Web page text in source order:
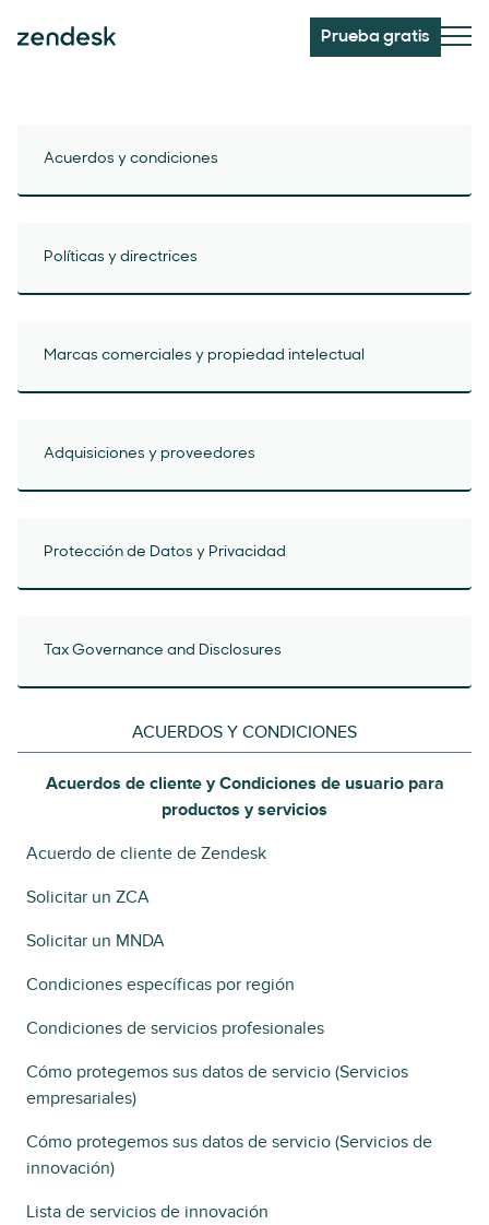
Prueba gratis
Acuerdos y condiciones
Políticas y directrices
Marcas comerciales y propiedad intelectual
Adquisiciones y proveedores
Protección de Datos y Privacidad
Tax Governance and Disclosures
ACUERDOS Y CONDICIONES
Acuerdos de cliente y Condiciones de usuario para
productos y servicios
Acuerdo de cliente de Zendesk
Solicitar un ZCA
Solicitar un MNDA
Condiciones específicas por región
Condiciones de servicios profesionales
Cómo protegemos sus datos de servicio (Servicios
empresariales)
Cómo protegemos sus datos de servicio (Servicios de
innovación)
Lista de servicios de innovación